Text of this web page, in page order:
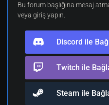
Bu forum başlığına mesaj
veya giriş yapın.
Discord ile
Twitch ile
Steam ile